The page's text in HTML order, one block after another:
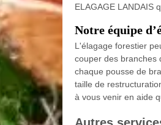
ELAGAGE LANDAIS
Notre équipe
L'élagage forestier
couper des branches
chaque pousse de
taille de
à vous venir en aide